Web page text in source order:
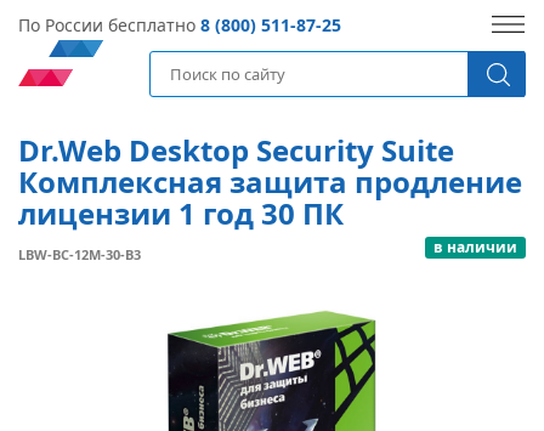
По России бесплатно 8 (800) 511-87-25
Dr.Web Desktop Security Suite
Комплексная защита продление
лицензии 1 год 30 ПК
LBW-BC-12M-30-B3 в наличии